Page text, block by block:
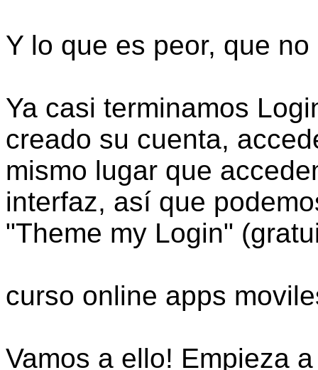
Y lo que es peor, que
Ya casi terminamos
creado su cuenta,
mismo lugar que
interfaz, así que
"Theme my Login"
curso online apps
Vamos a ello! Empieza